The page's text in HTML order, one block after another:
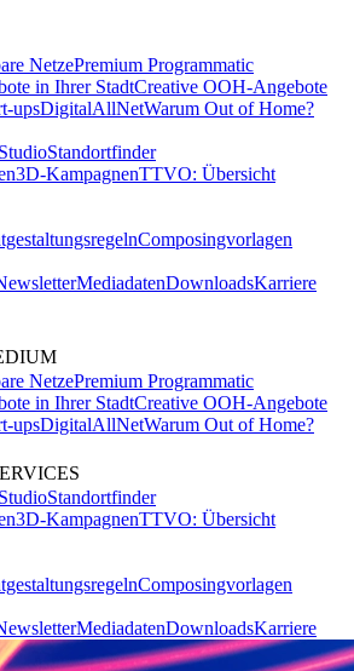
NetzePremium Programmatic
in Ihrer StadtCreative OOH-Angebote
upsDigitalAllNetWarum Out of Home?
Standortfinder
3D-KampagnenTTVO: Übersicht
Composingvorlagen
MediadatenDownloadsKarriere
NetzePremium Programmatic
in Ihrer StadtCreative OOH-Angebote
upsDigitalAllNetWarum Out of Home?
Standortfinder
3D-KampagnenTTVO: Übersicht
Composingvorlagen
MediadatenDownloadsKarriere